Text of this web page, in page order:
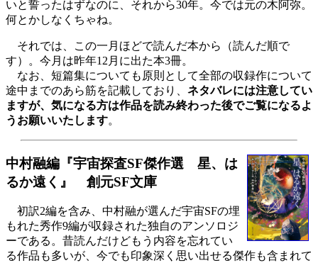
いと誓ったはずなのに、それから30年。今では元の木阿弥。
何とかしなくちゃね。
それでは、この一月ほどで読んだ本から（読んだ順で
す）。今月は昨年12月に出た本3冊。
なお、短篇集についても原則として全部の収録作について
途中までのあら筋を記載しており、 ネタバレには注意してい
ますが、気になる方は作品を読み終わった後でご覧になるよ
うお願いいたします。
中村融編『宇宙探査SF傑作選 星、は
るか遠く』 創元SF文庫
初訳2編を含み、中村融が選んだ宇宙SFの埋
もれた秀作9編が収録された独自のアンソロジ
ーである。昔読んだけどもう内容を忘れてい
る作品も多いが、今でも印象深く思い出せる傑作も含まれて